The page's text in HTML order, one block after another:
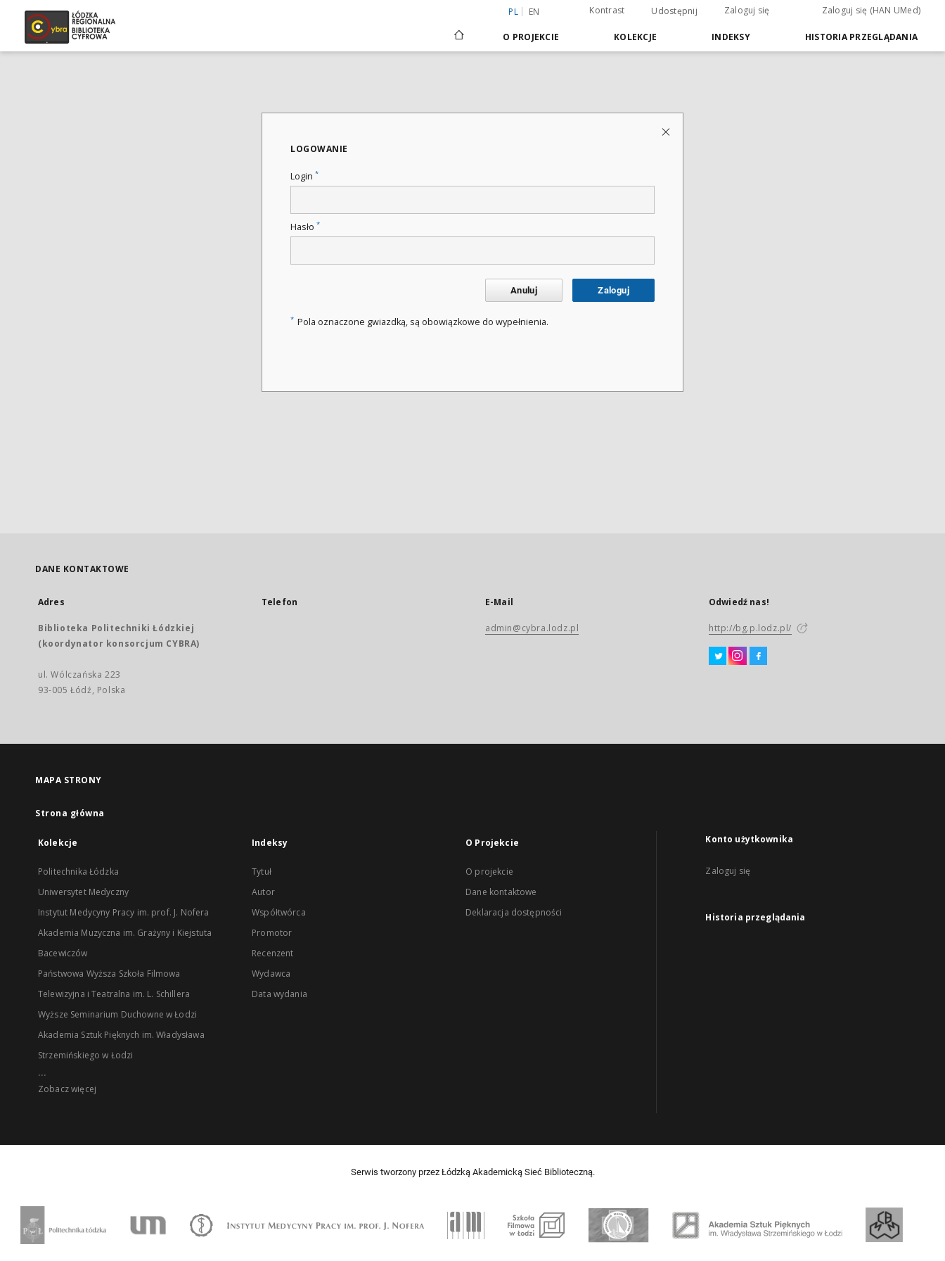
PL EN Kontrast Udostępnij Zaloguj się Zaloguj się (HAN UMed)
O PROJEKCIE KOLEKCJE INDEKSY HISTORIA PRZEGLĄDANIA
LOGOWANIE
Login *
Hasło *
Anuluj Zaloguj
* Pola oznaczone gwiazdką, są obowiązkowe do wypełnienia.
DANE KONTAKTOWE
Adres
Biblioteka Politechniki Łódzkiej
(koordynator konsorcjum CYBRA)
ul. Wólczańska 223
93-005 Łódź, Polska
Telefon E-Mail
admin@cybra.lodz.pl
Odwiedź nas!
http://bg.p.lodz.pl/
MAPA STRONY
Strona główna
Kolekcje
Politechnika Łódzka
Uniwersytet Medyczny
Instytut Medycyny Pracy im. prof. J. Nofera
Akademia Muzyczna im. Grażyny i Kiejstuta
Bacewiczów
Państwowa Wyższa Szkoła Filmowa
Telewizyjna i Teatralna im. L. Schillera
Wyższe Seminarium Duchowne w Łodzi
Akademia Sztuk Pięknych im. Władysława
Strzemińskiego w Łodzi
...
Zobacz więcej
Indeksy
Tytuł
Autor
Współtwórca
Promotor
Recenzent
Wydawca
Data wydania
O Projekcie
O projekcie
Dane kontaktowe
Deklaracja dostępności
Konto użytkownika
Zaloguj się
Historia przeglądania
Serwis tworzony przez Łódzką Akademicką Sieć Biblioteczną.